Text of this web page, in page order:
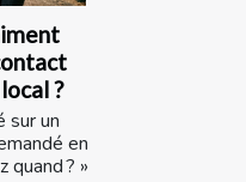
?
sur un
en
quand ? »